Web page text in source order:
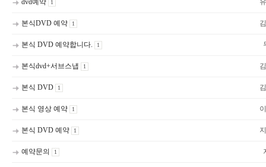
dvd예약 1
본식DVD 예약 1
본식 DVD 예약합니다. 1
본식dvd+서브스냅 1
본식 DVD 1
본식 영상 예약 1
본식 DVD 예약 1
예약문의 1